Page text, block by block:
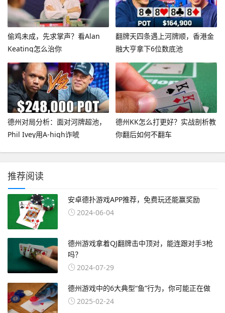
偷鸡未成，先求掌声？看Alan
Keating怎么治你
翻牌天四条遇上河牌顺，香港金
融大亨拿下6位数底池
德州对局分析：面对河牌超池，
Phil Ivey用A-high诈唬
德州KK怎么打更好？实战剖析教
你翻后如何不翻车
推荐阅读
安卓德扑游戏APP推荐，免费玩还能赢奖励
2024-06-04
德州游戏拿着QJ翻牌击中顶对，能连跟对手3枪
吗？
2024-07-29
德州游戏中的6大典型“鱼”行为，你可能正在做
2025-02-24